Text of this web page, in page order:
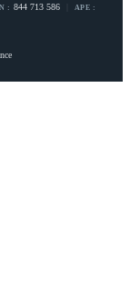
: 844 713 586 APE :